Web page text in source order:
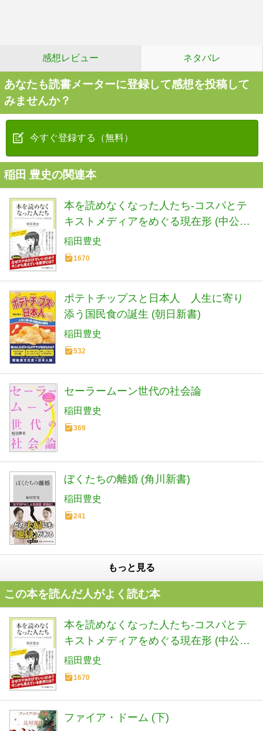
感想レビュー ネタバレ
あなたも読書メーターに登録して感想を投稿して
みませんか？
今すぐ登録する（無料）
稲田 豊史の関連本
本を読めなくなった人たち-コスパとテ
キストメディアをめぐる現在形 (中公新
書ラクレ 861)
稲田豊史
1670
ポテトチップスと日本人 人生に寄り
添う国民食の誕生 (朝日新書)
稲田豊史
532
セーラームーン世代の社会論
稲田豊史
369
ぼくたちの離婚 (角川新書)
稲田豊史
241
もっと見る
この本を読んだ人がよく読む本
本を読めなくなった人たち-コスパとテ
キストメディアをめぐる現在形 (中公新
書ラクレ 861)
稲田豊史
1670
ファイア・ドーム (下)